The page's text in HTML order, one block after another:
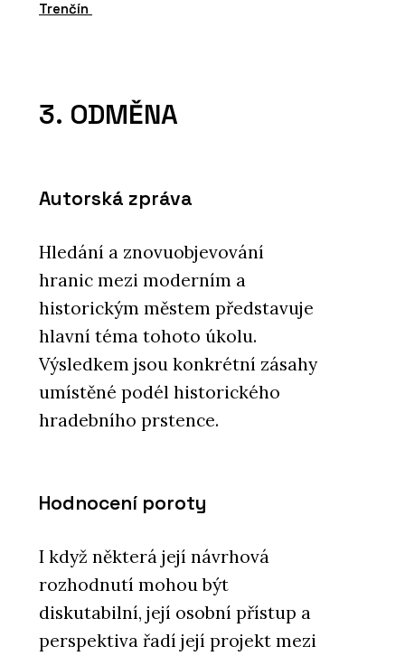
Trenčín
3. ODMĚNA
Autorská zpráva
Hledání a znovuobjevování
hranic mezi moderním a
historickým městem představuje
hlavní téma tohoto úkolu.
Výsledkem jsou konkrétní zásahy
umístěné podél historického
hradebního prstence.
Hodnocení poroty
I když některá její návrhová
rozhodnutí mohou být
diskutabilní, její osobní přístup a
perspektiva řadí její projekt mezi